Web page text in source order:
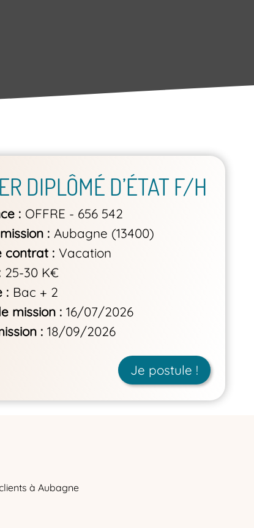
DIPLÔMÉ D’ÉTAT F/H
OFFRE - 656 542
Aubagne (13400)
contrat
Vacation
25-30 K€
Bac + 2
mission
16/07/2026
18/09/2026
Je postule !
à Aubagne